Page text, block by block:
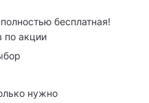
бесплатная!
по акции
нужно